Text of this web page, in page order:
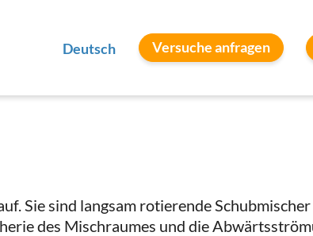
Deutsch Versuche anfragen
Sie sind langsam rotierende
des Mischraumes und die